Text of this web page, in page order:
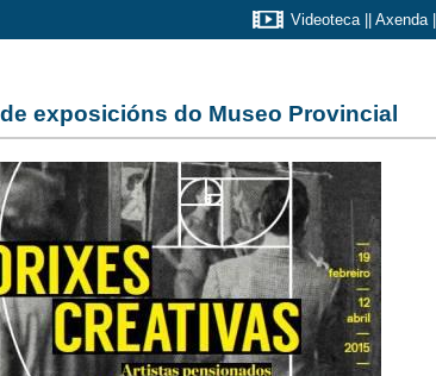
Videoteca|| Axenda||
exposicións do Museo Provincial